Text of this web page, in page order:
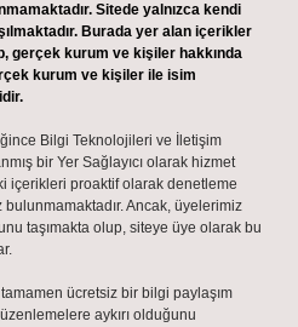
Sitede yalnızca kendi
Burada yer alan içerikler
gerçek kurum ve kişiler hakkında
kurum ve kişiler ile isim
Bilgi Teknolojileri ve İletişim
bir Yer Sağlayıcı olarak hizmet
içerikleri proaktif olarak denetleme
Ancak, üyelerimiz
taşımakta olup, siteye üye olarak bu
ücretsiz bir bilgi paylaşım
aykırı olduğunu